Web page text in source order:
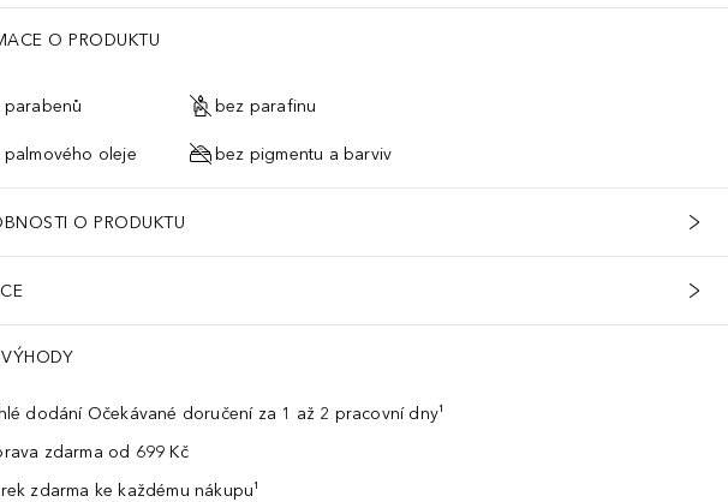
O PRODUKTU
parabenů bez parafinu
palmového oleje bez pigmentu a barviv
O PRODUKTU
dodání Očekávané doručení za 1 až 2 pracovní dny¹
zdarma od 699 Kč
zdarma ke každému nákupu¹